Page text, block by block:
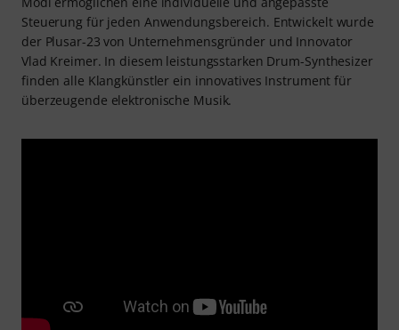
Steuerung für jeden Anwendungsbereich. Entwickelt wurde
der Plusar-23 von Unternehmensgründer und Innovator
Vlad Kreimer. In diesem leistungsstarken Drum-Synthesizer
finden alle Klangkünstler ein innovatives Instrument für
überzeugende elektronische Musik.